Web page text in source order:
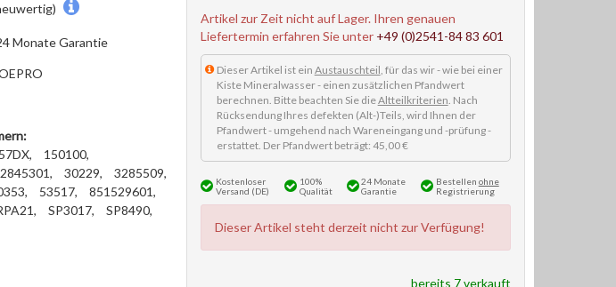
Monate Garantie
150100,
2845301, 30229,
3285509,
53517,
851529601,
SP3017,
SP8490,
Artikel zur Zeit nicht auf Lager. Ihren genauen
Liefertermin erfahren Sie unter +49 (0)2541-84 83 601
Dieser Artikel ist ein Austauschteil, für das wir - wie bei einer
Kiste Mineralwasser - einen zusätzlichen Pfandwert
berechnen. Bitte beachten Sie dieAltteilkriterien. Nach
Rücksendung Ihres defekten (Alt-)Teils, wird Ihnen der
Pfandwert - umgehend nach Wareneingang und -prüfung -
erstattet. Der Pfandwert beträgt: 45,00 €
Kostenloser
Versand (DE)
100%
Qualität
24 Monate
Garantie
Bestellen ohne
Registrierung
Dieser Artikel steht derzeit nicht zur Verfügung!
bereits 7 verkauft